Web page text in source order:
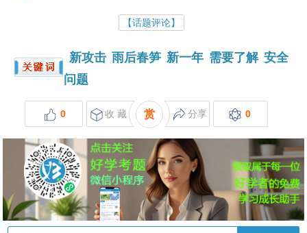
【话题评论】
新攻击 雨后春笋 新一年 需要了解 安全
问题
0 收 藏 赏 分享 0